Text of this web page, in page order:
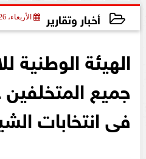
أخبار وتقارير الأربعاء، 26 أغسطس 2020
الهيئة الوطنية
جميع
فى انتخابات